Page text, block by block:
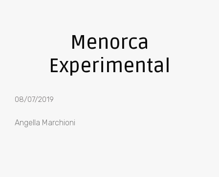
Menorca
Experimental
08/07/2019
Angella Marchioni